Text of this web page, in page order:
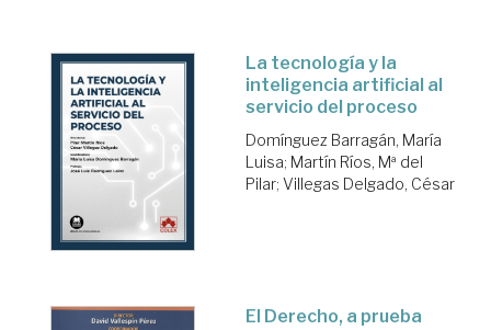
La tecnología y la
inteligencia artificial al
servicio del proceso
Domínguez Barragán, María
Luisa; Martín Ríos, Mª del
Pilar; Villegas Delgado, César
El Derecho, a prueba